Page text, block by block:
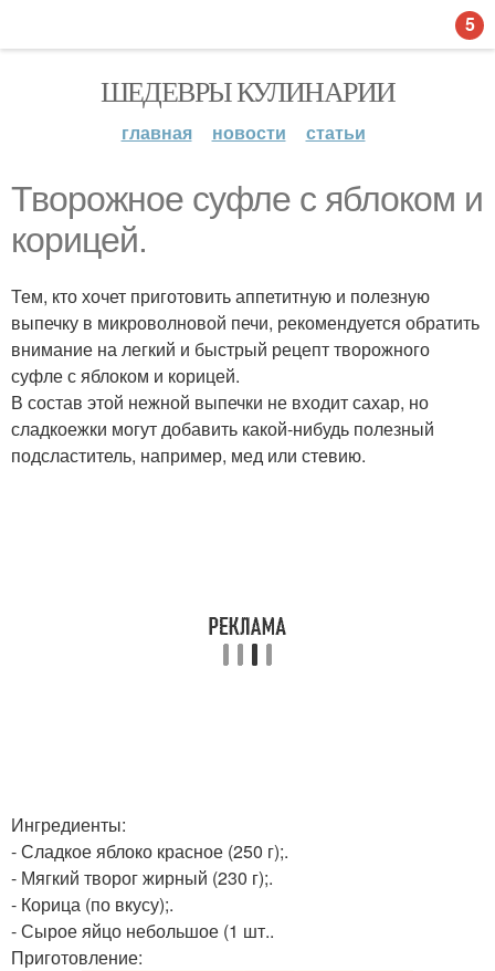
ШЕДЕВРЫ КУЛИНАРИИ
главная новости статьи
Творожное суфле с яблоком и
корицей.
Тем, кто хочет приготовить аппетитную и полезную
выпечку в микроволновой печи, рекомендуется обратить
внимание на легкий и быстрый рецепт творожного
суфле с яблоком и корицей.
В состав этой нежной выпечки не входит сахар, но
сладкоежки могут добавить какой-нибудь полезный
подсластитель, например, мед или стевию.
Ингредиенты:
- Сладкое яблоко красное (250 г);.
- Мягкий творог жирный (230 г);.
- Корица (по вкусу);.
- Сырое яйцо небольшое (1 шт..
Приготовление:
5